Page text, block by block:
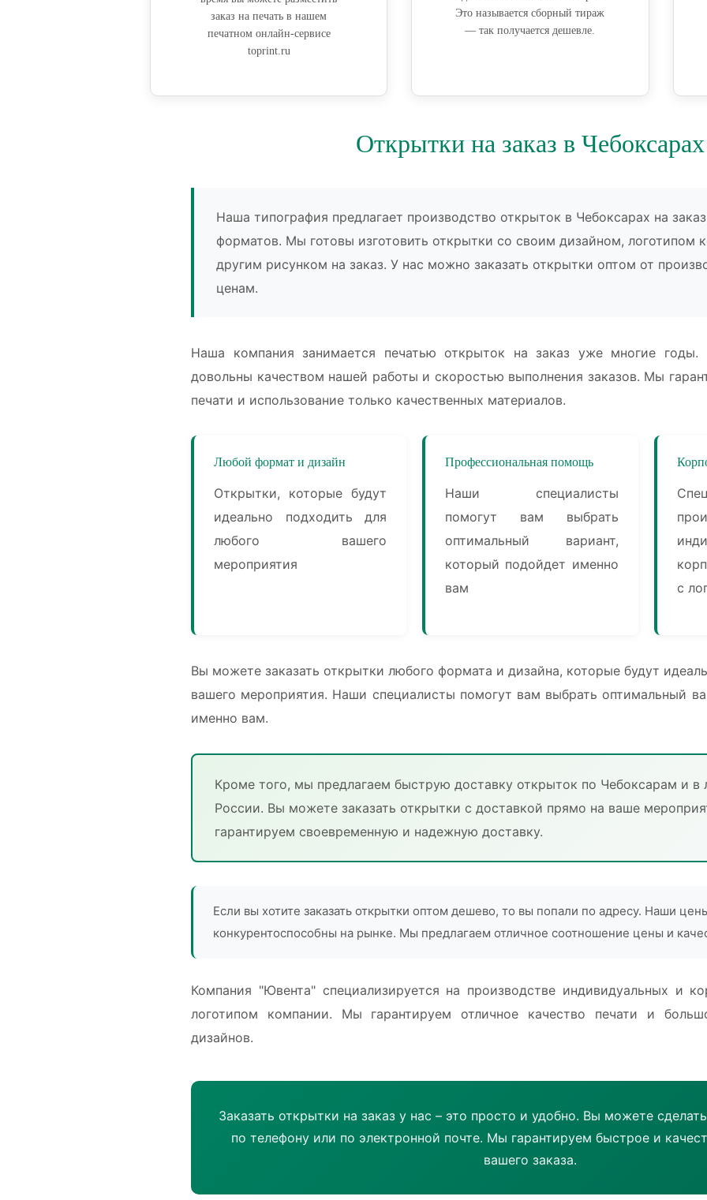
заказ на печать в нашем
печатном онлайн-сервисе
toprint.ru
Это называется сборный тираж
— так получается дешевле.
Открытки на заказ в Чебоксарах
Наша типография предлагает производство открыток в Чебоксарах на
форматов. Мы готовы изготовить открытки со своим дизайном, логотипом
другим рисунком на заказ. У нас можно заказать открытки оптом от
ценам.
Наша компания занимается печатью открыток на заказ уже многие
довольны качеством нашей работы и скоростью выполнения заказов. Мы
печати и использование только качественных материалов.
Любой формат и дизайн
Открытки, которые будут
идеально подходить для
любого вашего
мероприятия
Профессиональная помощь
Наши специалисты
помогут вам выбрать
оптимальный вариант,
который подойдет именно
вам
с
Вы можете заказать открытки любого формата и дизайна, которые будут
вашего мероприятия. Наши специалисты помогут вам выбрать оптимальный
именно вам.
Кроме того, мы предлагаем быструю доставку открыток по Чебоксарам и
России. Вы можете заказать открытки с доставкой прямо на ваше
гарантируем своевременную и надежную доставку.
Если вы хотите заказать открытки оптом дешево, то вы попали по адресу. Наши
конкурентоспособны на рынке. Мы предлагаем отличное соотношение цены и
Компания "Ювента" специализируется на производстве индивидуальных и
логотипом компании. Мы гарантируем отличное качество печати и
дизайнов.
Заказать открытки на заказ у нас – это просто и удобно. Вы можете
по телефону или по электронной почте. Мы гарантируем быстрое и
вашего заказа.